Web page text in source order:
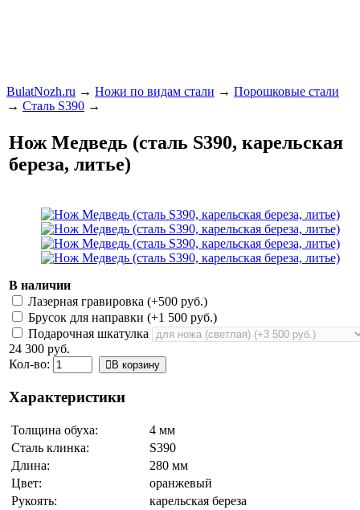
BulatNozh.ru → Ножи по видам стали → Порошковые стали
→ Сталь S390 →
Нож Медведь (сталь S390, карельская
береза, литье)
В наличии
Лазерная гравировка (+500 руб.)
Брусок для направки (+1 500 руб.)
Подарочная шкатулка
24 300 руб.
Кол-во:
В корзину
Характеристики
Толщина обуха:
4 мм
Сталь клинка:
S390
Длина:
280 мм
Цвет:
оранжевый
Рукоять:
карельская береза